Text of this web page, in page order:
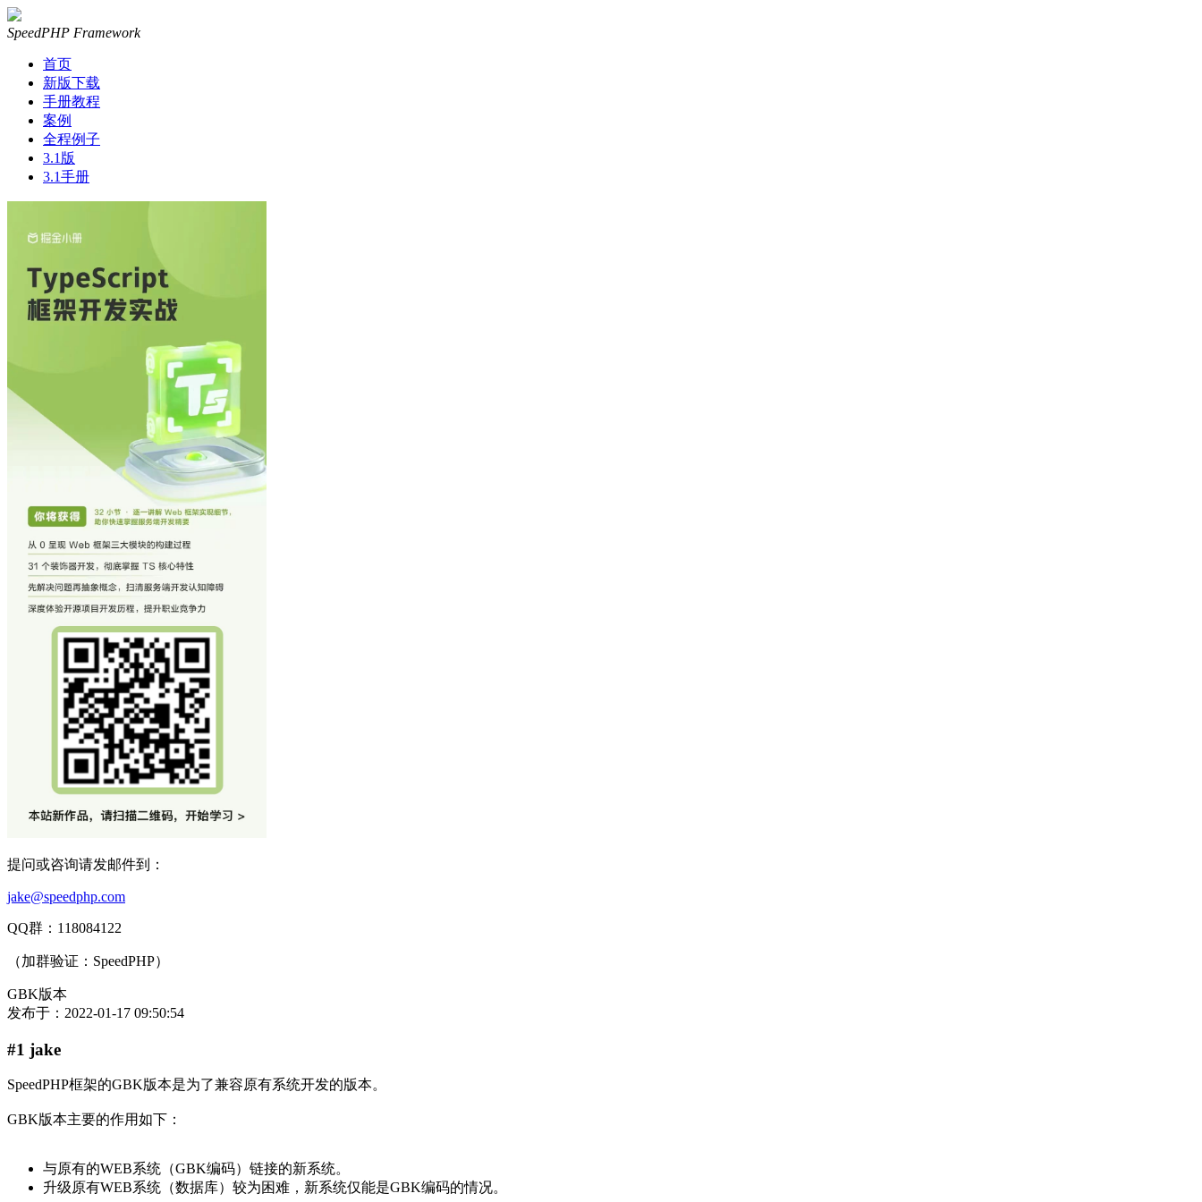
SpeedPHP Framework
首页
新版下载
手册教程
案例
全程例子
3.1版
3.1手册
提问或咨询请发邮件到：
jake@speedphp.com
QQ群：118084122
（加群验证：SpeedPHP）
GBK版本
发布于： 2022-01-17 09:50:54
#1 jake
SpeedPHP框架的GBK版本是为了兼容原有系统开发的版本。
GBK版本主要的作用如下：
与原有的WEB系统（GBK编码）链接的新系统。
升级原有WEB系统（数据库）较为困难，新系统仅能是GBK编码的情况。